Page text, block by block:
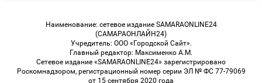
Наименование: сетевое издание SAMARAONLINE24
(САМАРАОНЛАЙН24)
Учредитель: ООО «Городской Сайт».
Главный редактор: Максименко А.М.
Сетевое издание «SAMARAONLINE24» зарегистрировано
Роскомнадзором, регистрационный номер серии ЭЛ № ФС 77-79069
от 15 сентября 2020 года